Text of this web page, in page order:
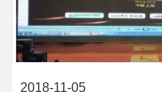
2018-11-05